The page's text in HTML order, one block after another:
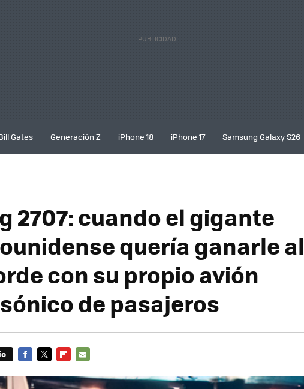
Gates Generación Z iPhone 18 iPhone 17 Samsung Galaxy S26
2707: cuando el gigante
quería ganarle al
con su propio avión
de pasajeros
MAIL